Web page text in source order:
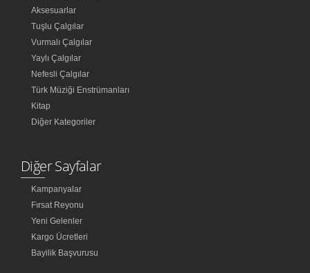
Aksesuarlar
Tuşlu Çalgılar
Vurmalı Çalgılar
Yaylı Çalgılar
Nefesli Çalgılar
Türk Müziği Enstrümanları
Kitap
Diğer Kategoriler
Diğer Sayfalar
Kampanyalar
Fırsat Reyonu
Yeni Gelenler
Kargo Ücretleri
Bayilik Başvurusu